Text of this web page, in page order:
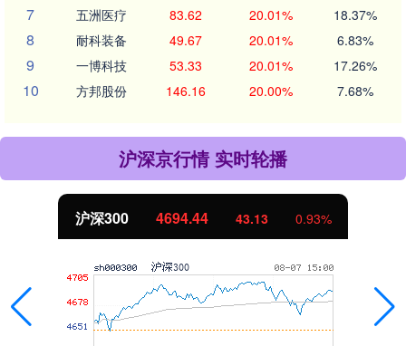
7 五洲医疗 83.62 20.01% 18.37%
8 耐科装备 49.67 20.01% 6.83%
9 一博科技 53.33 20.01% 17.26%
10 方邦股份 146.16 20.00% 7.68%
沪深京行情 实时轮播
沪深300 4694.44 43.13 0.93%